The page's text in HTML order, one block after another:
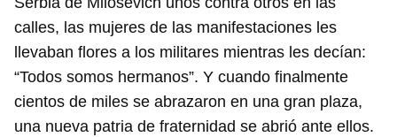
calles, las mujeres de las manifestaciones les
llevaban flores a los militares mientras les decían:
“Todos somos hermanos”. Y cuando finalmente
cientos de miles se abrazaron en una gran plaza,
una nueva patria de fraternidad se abrió ante ellos.